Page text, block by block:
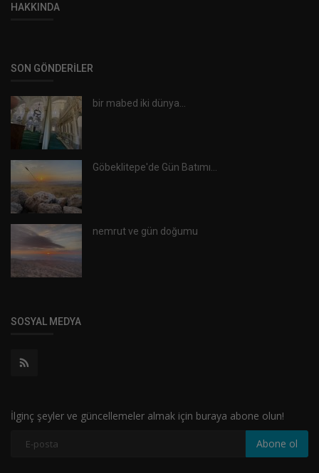
HAKKINDA
SON GÖNDERILER
bir mabed iki dünya...
Göbeklitepe'de Gün Batımı...
nemrut ve gün doğumu
SOSYAL MEDYA
İlginç şeyler ve güncellemeler almak için buraya abone olun!
Abone ol